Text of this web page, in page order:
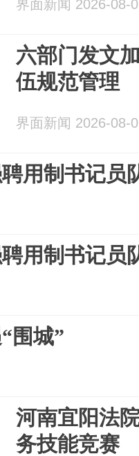
界面新闻 2026-08-
六部门发文
伍规范管理
界面新闻 2026-08-
用制书记员
用制书记员
围城”
河南宜阳法
务技能竞赛